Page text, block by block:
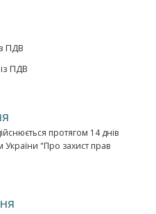
ПДВ
ПДВ
протягом 14 днів
України "Про захист прав